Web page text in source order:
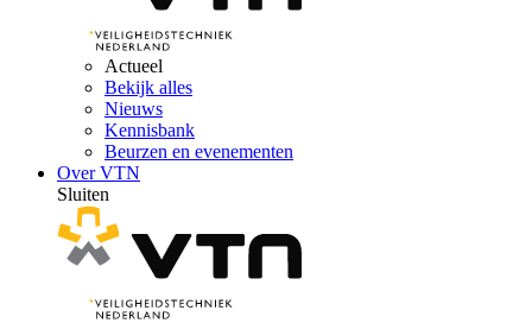
Actueel
Bekijk alles
Nieuws
Kennisbank
Beurzen en evenementen
Over VTN
Sluiten